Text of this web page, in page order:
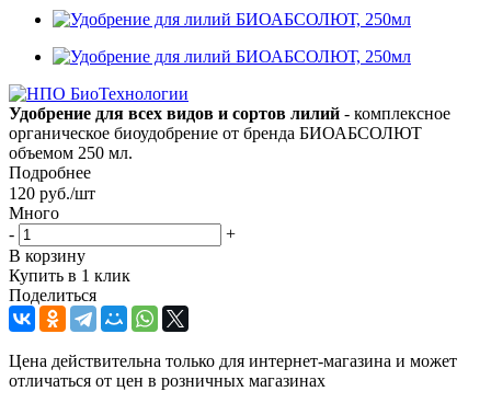
Удобрение для всех видов и сортов лилий - комплексное
органическое биоудобрение от бренда БИОАБСОЛЮТ
объемом 250 мл.
Подробнее
120 руб./шт
Много
-
+
В корзину
Купить в 1 клик
Поделиться
Цена действительна только для интернет-магазина и может
отличаться от цен в розничных магазинах